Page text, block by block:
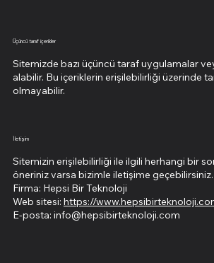
Üçüncü taraf içerikler
Sitemizde bazı üçüncü taraf uygulamalar
alabilir. Bu içeriklerin erişilebilirliği üzerinde
olmayabilir.
İletişim
Sitemizin erişilebilirliği ile ilgili herhangi bir
öneriniz varsa bizimle iletişime geçebilirsiniz.
Firma: Hepsi Bir Teknoloji
Web sitesi: https://
E-posta: info@hepsibirteknoloji.com